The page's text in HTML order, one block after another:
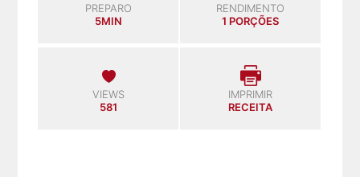
PREPARO
5MIN
RENDIMENTO
1 PORÇÕES
VIEWS
581
IMPRIMIR
RECEITA